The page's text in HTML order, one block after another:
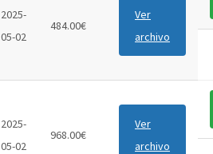
2025-
05-02
484.00€
Ver
archivo
2025-
05-02
968.00€
Ver
archivo